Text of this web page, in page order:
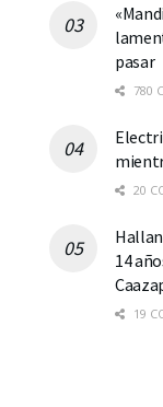
pasar
780
20
14
19